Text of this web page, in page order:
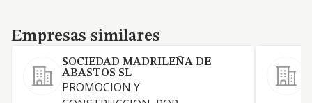
Empresas similares
Empresas similares
SOCIEDAD MADRILEÑA DE
ABASTOS SL
PROMOCION Y